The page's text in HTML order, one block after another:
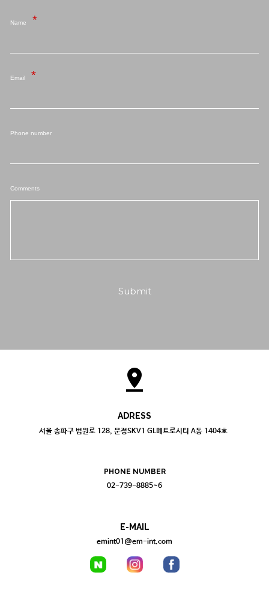
Name
Email
Phone number
Comments
Submit
pin_drop
ADRESS
서울 송파구 법원로 128, 문정SKV1 GL메트로시티 A동 1404호
PHONE NUMBER
02-739-8885~6
E-MAIL
emint01@em-int.com